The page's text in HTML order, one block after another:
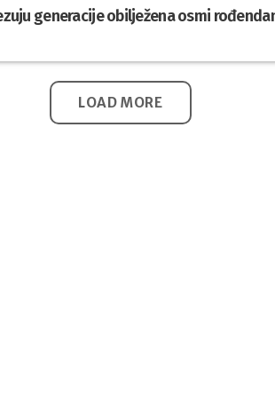
generacije obilježena osmi
LOAD MORE